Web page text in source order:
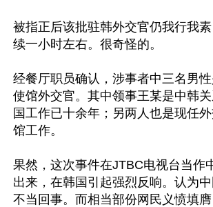
被指正后该批驻韩外交官仍我行我
续一小时左右。很奇怪的。
经餐厅职员确认，涉事者中三名男
使馆外交官。其中领事王某是中韩
国工作已十余年；另两人也是现任
馆工作。
果然，这次事件在JTBC电视台当作
出来，在韩国引起强烈反响。认为
不当回事。而相当部份网民义愤填